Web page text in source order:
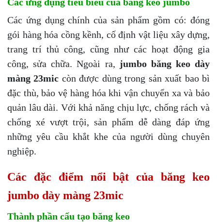
Các ứng dụng chính của sản phẩm gồm có: đóng
gói hàng hóa cồng kềnh, cố định vật liệu xây dựng,
trang trí thủ công, cũng như các hoạt động gia
công, sửa chữa. Ngoài ra, jumbo băng keo dày
màng 23mic còn được dùng trong sản xuất bao bì
đặc thù, bảo vệ hàng hóa khi vận chuyển xa và bảo
quản lâu dài. Với khả năng chịu lực, chống rách và
chống xé vượt trội, sản phẩm dễ dàng đáp ứng
những yêu cầu khắt khe của người dùng chuyên
nghiệp.
Các đặc điểm nổi bật của băng keo
jumbo dày màng 23mic
Thành phần cấu tạo băng keo